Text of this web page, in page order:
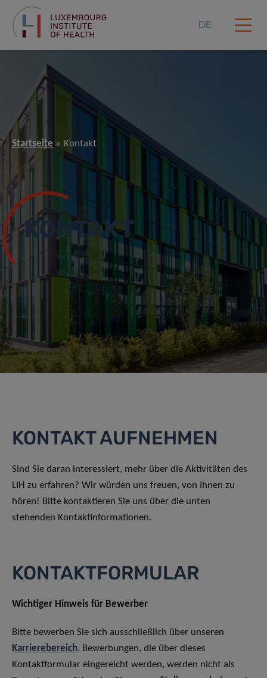
DE
Startseite Kontakt
KONTAKT
KONTAKT AUFNEHMEN
Sind Sie daran interessiert, mehr über die Aktivitäten des
LIH zu erfahren? Wir würden uns freuen, von Ihnen zu
hören! Bitte kontaktieren Sie uns über die unten
stehenden Kontaktinformationen.
KONTAKTFORMULAR
Wichtiger Hinweis für Bewerber
Bitte bewerben Sie sich ausschließlich über unseren
Karrierebereich. Bewerbungen, die über dieses
Kontaktformular eingereicht werden, werden nicht als